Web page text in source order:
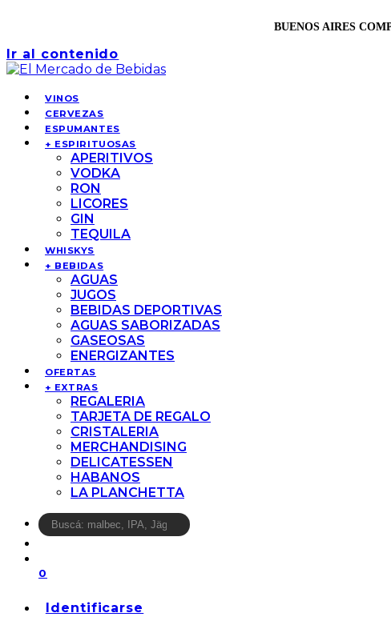
BUENOS AIRES
Ir al contenido
VINOS
CERVEZAS
ESPUMANTES
+ ESPIRITUOSAS
APERITIVOS
VODKA
RON
LICORES
GIN
TEQUILA
WHISKYS
+ BEBIDAS
AGUAS
JUGOS
BEBIDAS DEPORTIVAS
AGUAS SABORIZADAS
GASEOSAS
ENERGIZANTES
OFERTAS
+ EXTRAS
REGALERIA
TARJETA DE REGALO
CRISTALERIA
MERCHANDISING
DELICATESSEN
HABANOS
LA PLANCHETTA
0
Identificarse